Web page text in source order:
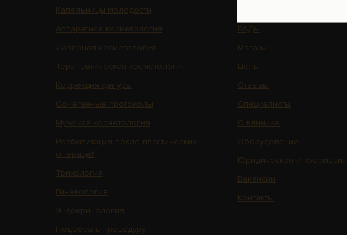
Капельницы молодости
Аппаратная косметология
Лазерная косметология
Терапевтическая косметология
Коррекция фигуры
Сочетанные протоколы
Мужская косметология
Реабилитация после пластических
операций
Трихология
Гинекология
Эндокринология
Подобрать процедуру
БАДы
Магазин
Цены
Отзывы
Специалисты
О клинике
Оборудование
Юридическая информация
Вакансии
Контакты